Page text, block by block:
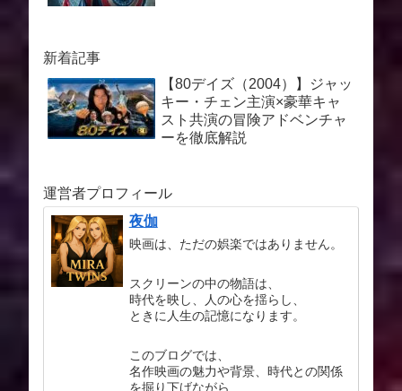
新着記事
【80デイズ（2004）】ジャッ
キー・チェン主演×豪華キャ
スト共演の冒険アドベンチャ
ーを徹底解説
運営者プロフィール
夜伽
映画は、ただの娯楽ではありません。
スクリーンの中の物語は、
時代を映し、人の心を揺らし、
ときに人生の記憶になります。
このブログでは、
名作映画の魅力や背景、時代との関係
を掘り下げながら